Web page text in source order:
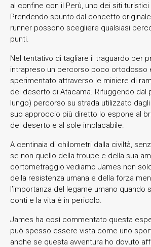
al confine con il Perù, uno dei siti turistici
Prendendo spunto dal concetto
runner possono scegliere qualsiasi
punti.
Nel tentativo di tagliare il traguardo per
intrapreso un percorso poco ortodosso
sperimentato attraverso le miniere di
del deserto di Atacama. Rifuggendo dal
lungo) percorso su strada utilizzato
suo approccio più diretto lo espone al
del deserto e al sole implacabile.
A centinaia di chilometri dalla civiltà,
se non quello della troupe e della sua
cortometraggio vediamo James non
della resistenza umana e della forza
l’importanza del legame umano quando
conti e la vita è in pericolo.
James ha così commentato questa
può spesso essere vista come uno
anche se questa avventura ho dovuto